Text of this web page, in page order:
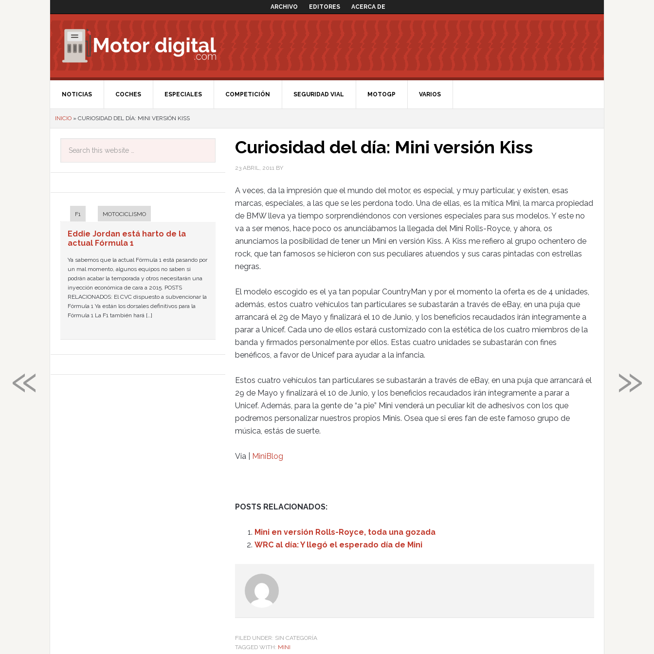
ARCHIVO EDITORES ACERCA DE
NOTICIAS COCHES ESPECIALES COMPETICIÓN SEGURIDAD VIAL MOTOGP VARIOS
INICIO » CURIOSIDAD DEL DÍA: MINI VERSIÓN KISS
Curiosidad del día: Mini versión Kiss
23 ABRIL, 2011 BY
A veces, da la impresión que el mundo del motor, es especial, y muy particular, y existen, esas
marcas, especiales, a las que se les perdona todo. Una de ellas, es la mítica Mini, la marca propiedad
de BMW lleva ya tiempo sorprendiéndonos con versiones especiales para sus modelos. Y este no
va a ser menos, hace poco os anunciábamos la llegada del Mini Rolls-Royce, y ahora, os
anunciamos la posibilidad de tener un Mini en versión Kiss. A Kiss me refiero al grupo ochentero de
rock, que tan famosos se hicieron con sus peculiares atuendos y sus caras pintadas con estrellas
negras.
El modelo escogido es el ya tan popular CountryMan y por el momento la oferta es de 4 unidades,
además, estos cuatro vehículos tan particulares se subastarán a través de eBay, en una puja que
arrancará el 29 de Mayo y finalizará el 10 de Junio, y los beneficios recaudados irán íntegramente a
parar a Unicef. Cada uno de ellos estará customizado con la estética de los cuatro miembros de la
banda y firmados personalmente por ellos. Estas cuatro unidades se subastarán con fines
benéficos, a favor de Unicef para ayudar a la infancia.
Estos cuatro vehículos tan particulares se subastarán a través de eBay, en una puja que arrancará el
29 de Mayo y finalizará el 10 de Junio, y los beneficios recaudados irán íntegramente a parar a
Unicef. Además, para la gente de “a pie” Mini venderá un peculiar kit de adhesivos con los que
podremos personalizar nuestros propios Minis. Osea que si eres fan de este famoso grupo de
música, estás de suerte.
Vía | MiniBlog
POSTS RELACIONADOS:
Mini en versión Rolls-Royce, toda una gozada
WRC al día: Y llegó el esperado día de Mini
FILED UNDER: SIN CATEGORÍA
TAGGED WITH: MINI
F1 MOTOCICLISMO
Eddie Jordan está harto de la
actual Fórmula 1
Ya sabemos que la actual Fórmula 1 está pasando por
un mal momento, algunos equipos no saben si
podrán acabar la temporada y otros necesitarán una
inyección económica de cara a 2015. POSTS
RELACIONADOS: El CVC dispuesto a subvencionar la
Fórmula 1 Ya están los dorsales definitivos para la
Fórmula 1 La F1 también hará […]
»
«